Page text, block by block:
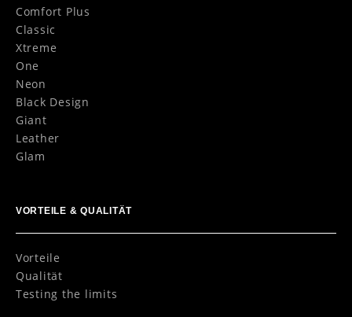
Comfort Plus
Classic
Xtreme
One
Neon
Black Design
Giant
Leather
Glam
VORTEILE & QUALITÄT
Vorteile
Qualität
Testing the limits